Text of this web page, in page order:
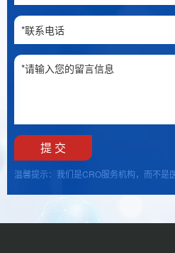
温馨提示：我们是CRO服务机构，而不是医